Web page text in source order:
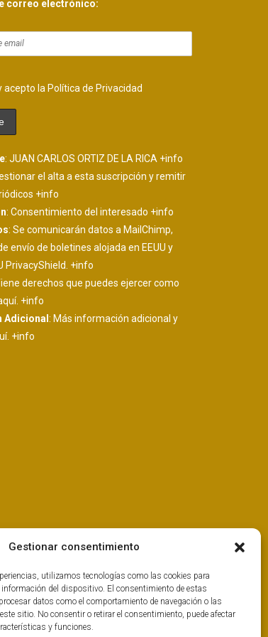
Gestionar consentimiento
utilizamos tecnologías como las cookies para
información del dispositivo. El consentimiento de estas
datos como el comportamiento de navegación o las
sitio. No consentir o retirar el consentimiento, puede afectar
y funciones.
correo electrónico:
acepto la Política de Privacidad
: JUAN CARLOS ORTIZ DE LA RICA +info
el alta a esta suscripción y remitir
+info
: Consentimiento del interesado +info
: Se comunicarán datos a MailChimp,
envío de boletines alojada en EEUU y
PrivacyShield. +info
derechos que puedes ejercer como
+info
Adicional : Más información adicional y
+info